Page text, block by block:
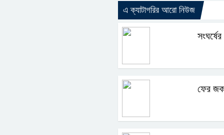
এ ক্যাটাগরির আরো নিউজ
ফের